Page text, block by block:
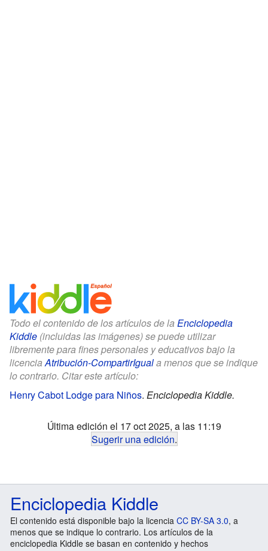
Todo el contenido de los artículos de la Enciclopedia
Kiddle (incluidas las imágenes) se puede utilizar
libremente para fines personales y educativos bajo la
licenciaAtribución-CompartirIguala menos que se indique
lo contrario. Citar este artículo:
Henry Cabot Lodge para Niños. Enciclopedia Kiddle.
Última edición el 17 oct 2025, a las 11:19
Sugerir una edición.
Enciclopedia Kiddle
El contenido está disponible bajo la licencia CC BY-SA 3.0, a
menos que se indique lo contrario. Los artículos de la
enciclopedia Kiddle se basan en contenido y hechos